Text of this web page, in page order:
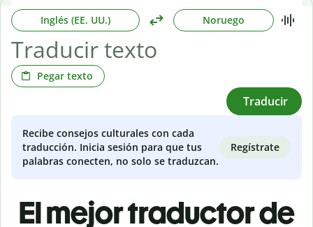
Inglés (EE. UU.) Noruego
Pegar texto
Traducir
Recibe consejos culturales con cada
traducción. Inicia sesión para que tus
palabras conecten, no solo se traduzcan.
Regístrate
El mejor traductor de